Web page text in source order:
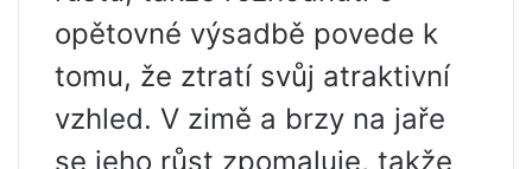
opětovné výsadbě povede k
tomu, že ztratí svůj atraktivní
vzhled. V zimě a brzy na jaře
se jeho růst zpomaluje, takže